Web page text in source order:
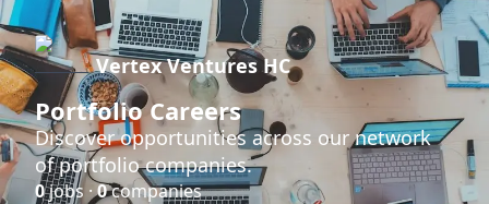
Vertex Ventures HC
Portfolio Careers
Discover opportunities across our network
of portfolio companies.
0jobs ·0companies